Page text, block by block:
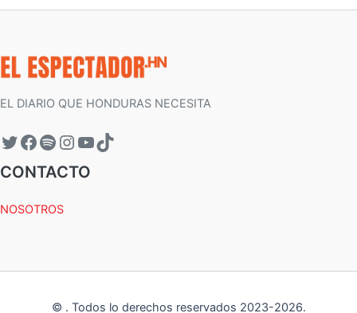
EL DIARIO QUE HONDURAS NECESITA
CONTACTO
NOSOTROS
© . Todos lo derechos reservados 2023-2026.